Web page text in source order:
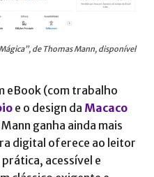
de Thomas Mann, disponível
eBook (com trabalho
e o design da Macaco
ganha ainda mais
digital oferece ao leitor
acessível e